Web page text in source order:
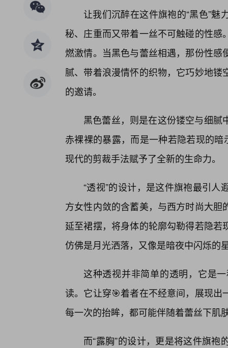
让我们沉醉在这件旗袍的“黑色”
秘、庄重而又带着一丝不可触碰的性
燃激情。当黑色与蕾丝相遇，那份性
腻、带着浪漫情怀的织物，它巧妙地
的邀请。
黑色蕾丝，则是在这份镂空与细
赤裸裸的暴露，而是一种若隐若现的
现代的剪裁手法赋予了全新的生命力。
“透视”的设计，是这件旗袍最引
方女性内敛的含蓄美，与西方时尚大
延至裙摆，将身体的轮廓勾勒得若隐
仿佛是月光洒落，又像是暗夜中闪烁的
这种透视并非简单的透明，它是
读。它让穿🎯着者在不经意间，展现
每一次的抬眸，都可能伴随着蕾丝下肌
而“露胸”的设计，更是将这件旗